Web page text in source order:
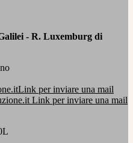
- R. Luxemburg di
Link per inviare una mail
Link per inviare una mail